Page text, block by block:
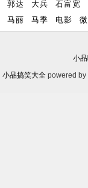
郭达 大兵
石富宽
马丽 马季 电影
小
小品搞笑大全 powered by